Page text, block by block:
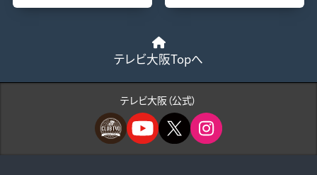
テレビ大阪Topへ
テレビ大阪（公式）